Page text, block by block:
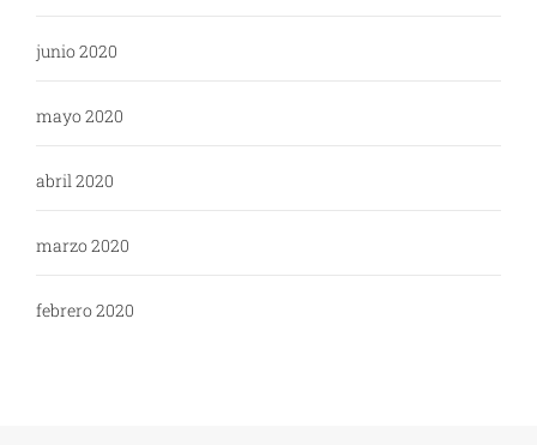
junio 2020
mayo 2020
abril 2020
marzo 2020
febrero 2020